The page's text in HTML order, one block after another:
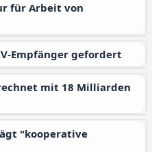
Empfänger gefordert